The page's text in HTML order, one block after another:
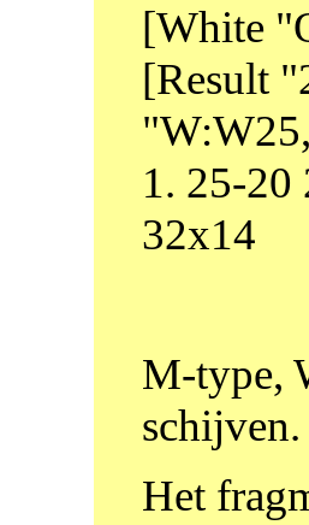
[White
[Result
1. 25-20
32x14
M-type,
schijven.
Het